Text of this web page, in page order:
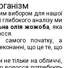
вибором для нашої
глибокого аналізу ми
а олія жожоба, яка
самого початку, а
що це те, що
тільки на обличчі,